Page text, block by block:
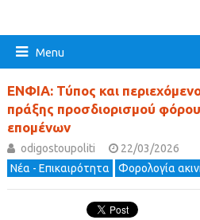
Menu
ΕΝΦΙΑ: Τύπος και
πράξης προσδιορισμού
επομένων
odigostoupoliti
22/03/2026
Νέα - Επικαιρότητα
Φορολογία